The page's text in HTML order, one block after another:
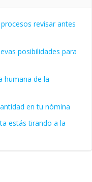
revisar antes
posibilidades para
humana de la
en tu nómina
estás tirando a la